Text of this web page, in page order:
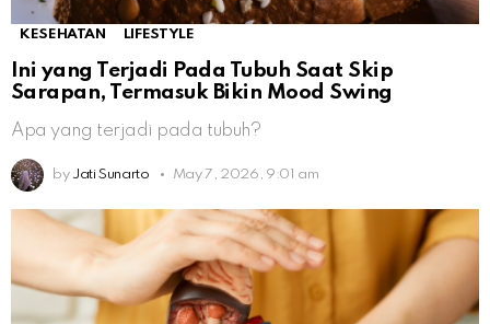
KESEHATAN LIFESTYLE
Ini yang Terjadi Pada Tubuh Saat Skip
Sarapan, Termasuk Bikin Mood Swing
Apa yang terjadi pada tubuh?
by Jati Sunarto May 7, 2026, 9:01 am